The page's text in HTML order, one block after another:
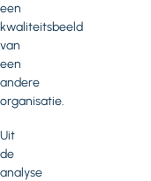
een
kwaliteitsbeeld
van
een
andere
organisatie.
Uit
de
analyse